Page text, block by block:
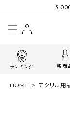
ランキング 新商
HOME アクリル用